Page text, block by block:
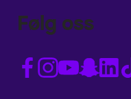
Følg oss